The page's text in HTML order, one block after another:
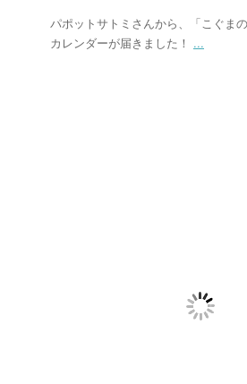
パポットサトミさんから、「こぐま
カレンダーが届きました！ ...